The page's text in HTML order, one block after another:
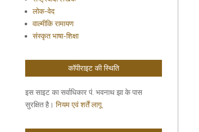
लोक-वेद
वाल्मीकि रामायण
संस्कृत भाषा-शिक्षा
कॉपीराइट की स्थिति
इस साइट का सर्वाधिकार पं. भवनाथ झा के पास
सुरक्षित है।नियम एवं शर्तें लागू